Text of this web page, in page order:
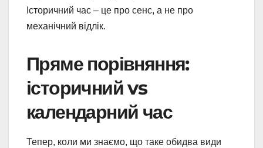
Історичний час – це про сенс, а не про
механічний відлік.
Пряме порівняння:
історичний vs
календарний час
Тепер, коли ми знаємо, що таке обидва види